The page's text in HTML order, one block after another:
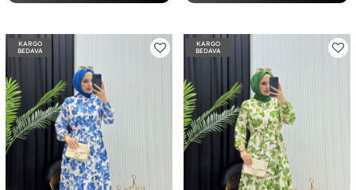
KARGO
BEDAVA
KARGO
BEDAVA